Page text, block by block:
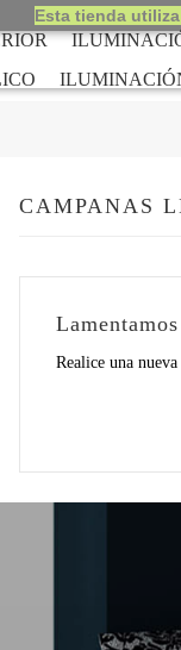
CAMPANAS
Realice una
Esta tienda